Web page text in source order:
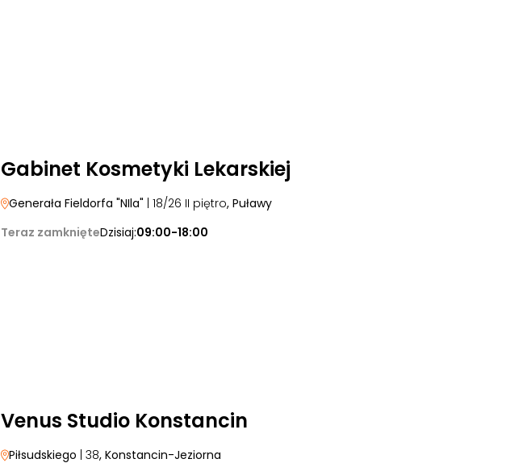
Gabinet Kosmetyki Lekarskiej
Generała Fieldorfa "NIla" | 18/26 II piętro, Puławy
Teraz zamknięteDzisiaj:09:00-18:00
Venus Studio Konstancin
Piłsudskiego | 38, Konstancin-Jeziorna